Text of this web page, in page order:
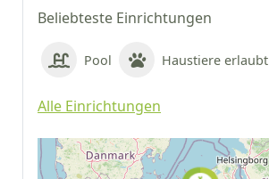
Beliebteste Einrichtungen
Pool Haustiere erlaubt
Alle Einrichtungen